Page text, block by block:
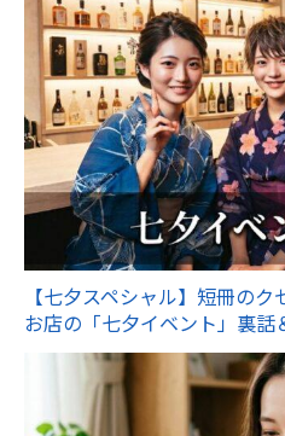
【七夕スペシャル】短冊の
お店の「七夕イベント」裏話